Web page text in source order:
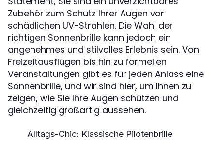
Zubehör zum Schutz Ihrer Augen vor
schädlichen UV-Strahlen. Die Wahl der
richtigen Sonnenbrille kann jedoch ein
angenehmes und stilvolles Erlebnis sein. Von
Freizeitausflügen bis hin zu formellen
Veranstaltungen gibt es für jeden Anlass eine
Sonnenbrille, und wir sind hier, um Ihnen zu
zeigen, wie Sie Ihre Augen schützen und
gleichzeitig großartig aussehen.
Alltags-Chic: Klassische Pilotenbrille